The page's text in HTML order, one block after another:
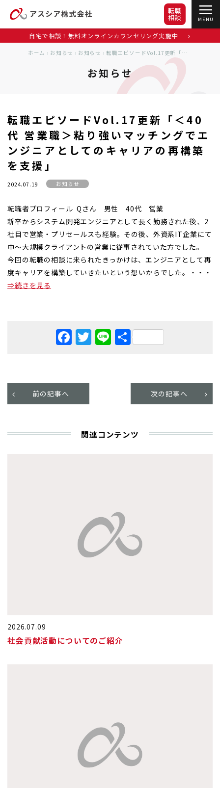
MENU
転職
相談
自宅で相談！無料オンラインカウンセリング実施中
ホーム › お知らせ › お知らせ › 転職エピソードVol.17更新「＜40代 営業職＞粘り強いマッチングでエンジニアとしてのキャリアの再構築を支援」
お知らせ
転職エピソードVol.17更新「＜40
代 営業職＞粘り強いマッチングでエ
ンジニアとしてのキャリアの再構築
を支援」
2024.07.19 お知らせ
転職者プロフィール Qさん 男性 40代 営業
新卒からシステム開発エンジニアとして長く勤務された後、2
社目で営業・プリセールスも経験。その後、外資系IT企業にて
中〜大規模クライアントの営業に従事されていた方でした。
今回の転職の相談に来られたきっかけは、エンジニアとして再
度キャリアを構築していきたいという想いからでした。・・・
⇒続きを見る
Facebook
Twitter
Line
共
前の記事へ 次の記事へ
関連コンテンツ
2026.07.09
社会貢献活動についてのご紹介